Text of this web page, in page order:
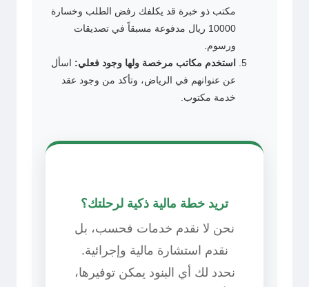
مكتب ذو خبرة قد يكلفك رفض الطلب وخسارة
10000 ريال مدفوعة مسبقاً في تصديقات
ورسوم.
استخدم مكاتب مرخصة ولها وجود فعلي: اسأل
عن عنوانهم في الرياض، وتأكد من وجود عقد
خدمة مكتوب.
تريد خطة مالية ذكية لرحلتك؟
نحن لا نقدم خدمات فحسب، بل
نقدم استشارة مالية وإجرائية.
نحدد لك أي البنود يمكن توفيرها،